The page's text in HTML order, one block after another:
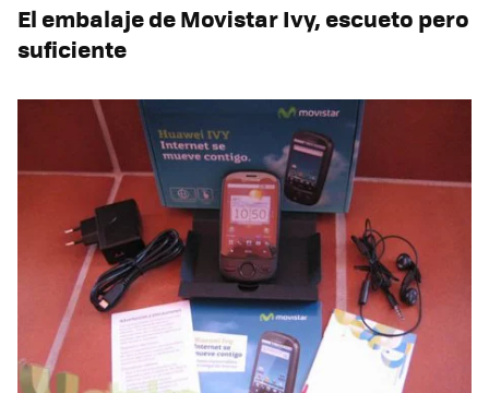
El embalaje de Movistar Ivy, escueto pero
suficiente